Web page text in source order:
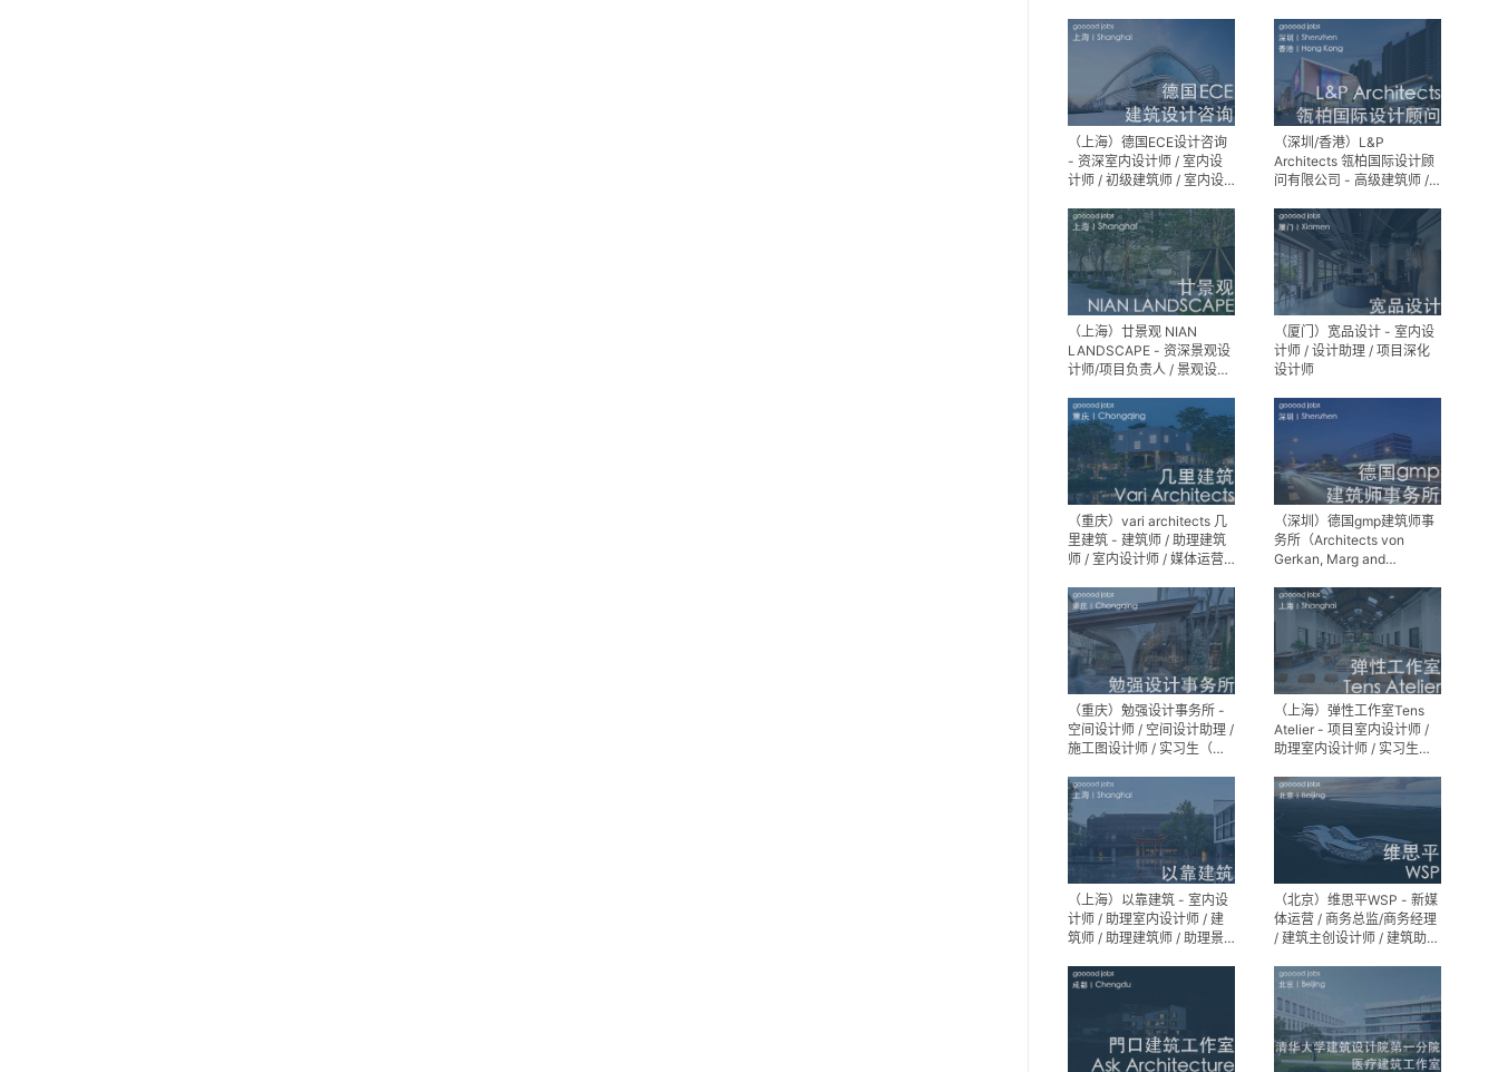
媒体助理 / 实习生（建筑设
计/媒体，长期有效）
（上海）德国ECE设计咨询
- 资深室内设计师 / 室内设
计师 / 初级建筑师 / 室内设
习生
（深圳/香港）L&P
Architects 瓴柏国际设计顾
问有限公司 - 高级建筑师 /
精装设计师
（上海）廿景观 NIAN
LANDSCAPE - 资深景观设
计师/项目负责人 / 景观设计
（厦门）宽品设计 - 室内设
计师 / 设计助理 / 项目深化
设计师
（重庆）vari architects 几
里建筑 - 建筑师 / 助理建筑
师 / 室内设计师 / 媒体运营
（深圳）德国gmp建筑师事
务所（Architects von
Gerkan, Marg and
（重庆）勉强设计事务所 -
空间设计师 / 空间设计助理 /
施工图设计师 / 实习生（长
（上海）弹性工作室Tens
Atelier - 项目室内设计师 /
助理室内设计师 / 实习生
（上海）以靠建筑 - 室内设
计师 / 助理室内设计师 / 建
筑师 / 助理建筑师 / 助理景
（北京）维思平WSP - 新媒
体运营 / 商务总监/商务经理
/ 建筑主创设计师 / 建筑助理